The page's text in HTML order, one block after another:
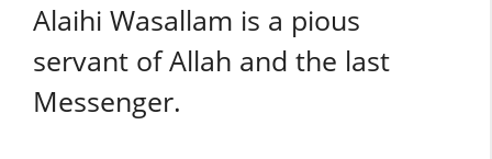
Alaihi Wasallam is a pious
servant of Allah and the last
Messenger.